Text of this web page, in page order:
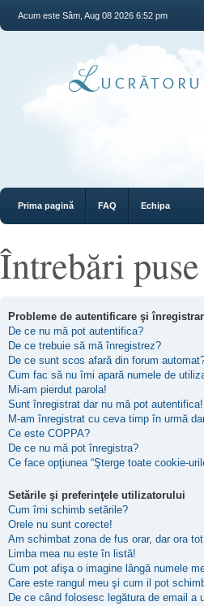
Acum este Sâm, Aug 08 2026 6:52 pm
Prima pagină FAQ Echipa
Întrebări
Probleme de autentificare şi
De ce nu mă pot autentifica?
De ce trebuie să mă înregistrez?
De ce sunt scos afară din forum
Cum fac să nu îmi apară numele de
Mi-am pierdut parola!
Sunt înregistrat dar nu mă pot autentifica!
M-am înregistrat cu ceva timp în urmă
Ce este COPPA?
De ce nu mă pot înregistra?
Ce face opţiunea “Şterge toate cookie-
Setările şi preferinţele utilizatorului
Cum îmi schimb setările?
Orele nu sunt corecte!
Am schimbat zona de fus orar, dar ora
Limba mea nu este în listă!
Cum pot afişa o imagine lângă numele
Care este rangul meu şi cum il pot
De ce când folosesc legătura de email